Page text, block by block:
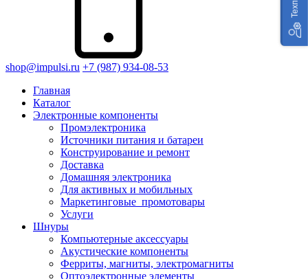
shop@impulsi.ru +7 (987) 934-08-53
Главная
Каталог
Электронные компоненты
Промэлектроника
Источники питания и батареи
Конструирование и ремонт
Доставка
Домашняя электроника
Для активных и мобильных
Маркетинговые_промотовары
Услуги
Шнуры
Компьютерные аксессуары
Акустические компоненты
Ферриты, магниты, электромагниты
Оптоэлектронные элементы